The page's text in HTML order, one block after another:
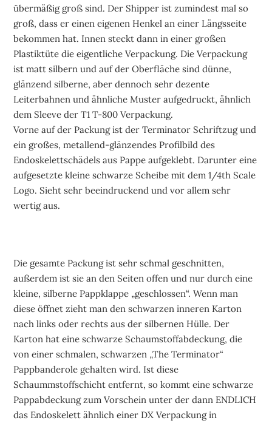
übermäßig groß sind. Der Shipper ist zumindest mal so
groß, dass er einen eigenen Henkel an einer Längsseite
bekommen hat. Innen steckt dann in einer großen
Plastiktüte die eigentliche Verpackung. Die Verpackung
ist matt silbern und auf der Oberfläche sind dünne,
glänzend silberne, aber dennoch sehr dezente
Leiterbahnen und ähnliche Muster aufgedruckt, ähnlich
dem Sleeve der T1 T-800 Verpackung.
Vorne auf der Packung ist der Terminator Schriftzug und
ein großes, metallend-glänzendes Profilbild des
Endoskelettschädels aus Pappe aufgeklebt. Darunter eine
aufgesetzte kleine schwarze Scheibe mit dem 1/4th Scale
Logo. Sieht sehr beeindruckend und vor allem sehr
wertig aus.
Die gesamte Packung ist sehr schmal geschnitten,
außerdem ist sie an den Seiten offen und nur durch eine
kleine, silberne Pappklappe „geschlossen“. Wenn man
diese öffnet zieht man den schwarzen inneren Karton
nach links oder rechts aus der silbernen Hülle. Der
Karton hat eine schwarze Schaumstoffabdeckung, die
von einer schmalen, schwarzen „The Terminator“
Pappbanderole gehalten wird. Ist diese
Schaummstoffschicht entfernt, so kommt eine schwarze
Pappabdeckung zum Vorschein unter der dann ENDLICH
das Endoskelett ähnlich einer DX Verpackung in